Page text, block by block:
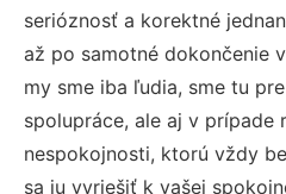
serióznosť a korektné
až po samotné dokončenie
my sme iba ľudia, sme tu
spolupráce, ale aj v prípade
nespokojnosti, ktorú vždy
sa ju vyriešiť k vašej